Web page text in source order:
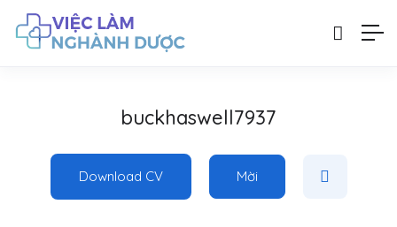
buckhaswell7937
Download CV Mời